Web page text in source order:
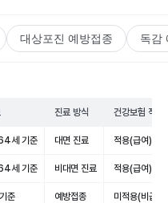
대상포진 예방접종 독감
진료 방식 건강보험 적용
세 기준 대면 진료 적용(급여)
세 기준 비대면 진료 적용(급여)
준 예방접종 미적용(비급여)